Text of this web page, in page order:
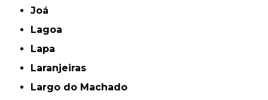
Joá
Lagoa
Lapa
Laranjeiras
Largo do Machado